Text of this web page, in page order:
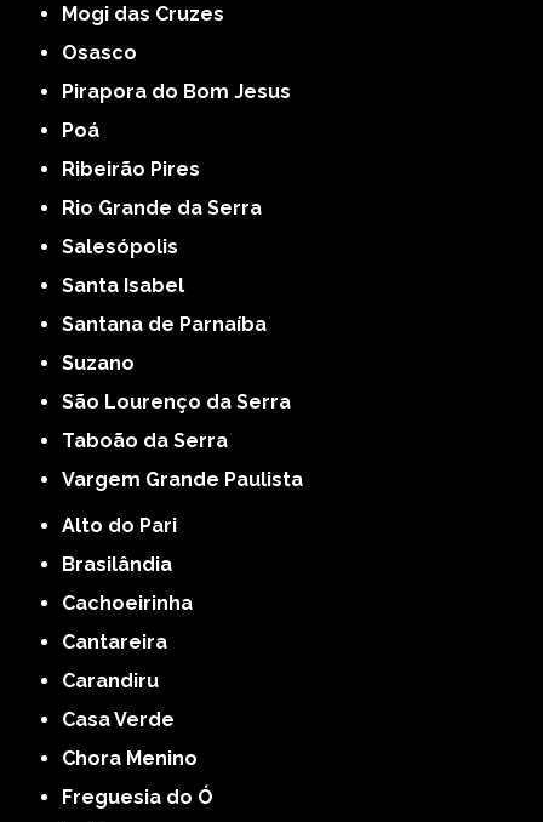
Mogi das Cruzes
Osasco
Pirapora do Bom Jesus
Poá
Ribeirão Pires
Rio Grande da Serra
Salesópolis
Santa Isabel
Santana de Parnaíba
Suzano
São Lourenço da Serra
Taboão da Serra
Vargem Grande Paulista
Alto do Pari
Brasilândia
Cachoeirinha
Cantareira
Carandiru
Casa Verde
Chora Menino
Freguesia do Ó